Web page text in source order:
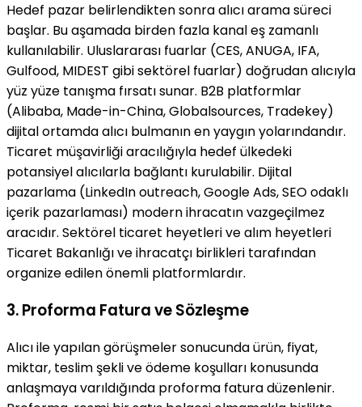
Hedef pazar belirlendikten sonra alıcı arama süreci
başlar. Bu aşamada birden fazla kanal eş zamanlı
kullanılabilir. Uluslararası fuarlar (CES, ANUGA, IFA,
Gulfood, MIDEST gibi sektörel fuarlar) doğrudan alıcıyla
yüz yüze tanışma fırsatı sunar. B2B platformlar
(Alibaba, Made-in-China, Globalsources, Tradekey)
dijital ortamda alıcı bulmanın en yaygın yolarındandır.
Ticaret müşavirliği aracılığıyla hedef ülkedeki
potansiyel alıcılarla bağlantı kurulabilir. Dijital
pazarlama (LinkedIn outreach, Google Ads, SEO odaklı
içerik pazarlaması) modern ihracatın vazgeçilmez
aracıdır. Sektörel ticaret heyetleri ve alım heyetleri
Ticaret Bakanlığı ve ihracatçı birlikleri tarafından
organize edilen önemli platformlardır.
3. Proforma Fatura ve Sözleşme
Alıcı ile yapılan görüşmeler sonucunda ürün, fiyat,
miktar, teslim şekli ve ödeme koşulları konusunda
anlaşmaya varıldığında proforma fatura düzenlenir.